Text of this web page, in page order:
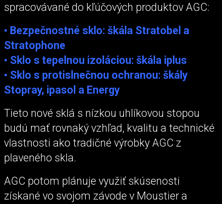
spracovávané do kľúčových produktov AGC:
• Bezpečnostné sklo: škála Stratobel a
Stratophone
• Sklo s tepelnou izoláciou: škála iplus
• Sklo s protislnečnou ochranou: škály
Stopray, ipasol a Energy
Tieto nové sklá s nízkou uhlíkovou stopou
budú mať rovnaký vzhľad, kvalitu a technické
vlastnosti ako tradičné výrobky AGC z
plaveného skla.
AGC potom plánuje využiť skúsenosti
získané vo svojom závode v Moustier a